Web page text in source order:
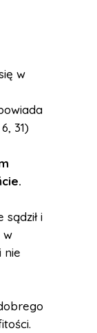
w
31)
i
w
nie